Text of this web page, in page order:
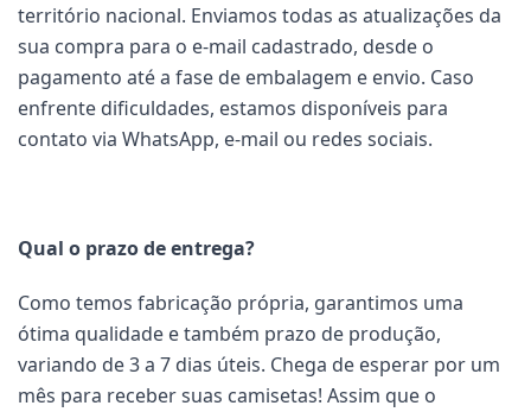
território nacional. Enviamos todas as atualizações da
sua compra para o e-mail cadastrado, desde o
pagamento até a fase de embalagem e envio. Caso
enfrente dificuldades, estamos disponíveis para
contato via WhatsApp, e-mail ou redes sociais.
Qual o prazo de entrega?
Como temos fabricação própria, garantimos uma
ótima qualidade e também prazo de produção,
variando de 3 a 7 dias úteis. Chega de esperar por um
mês para receber suas camisetas! Assim que o